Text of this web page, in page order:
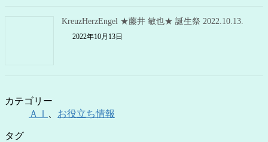
KreuzHerzEngel ★藤井 敏也★ 誕生祭 2022.10.13.
2022年10月13日
カテゴリー
ＡＩ
お役立ち情報
タグ